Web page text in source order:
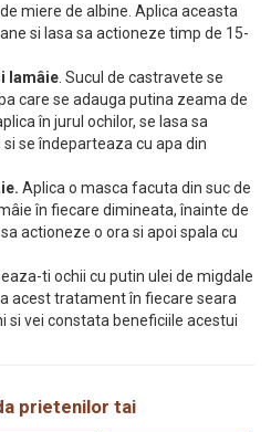
miere de albine. Aplica aceasta
si lasa sa actioneze timp de 15-
lamâie . Sucul de castravete se
care se adauga putina zeama de
în jurul ochilor, se lasa sa
se îndeparteaza cu apa din
Aplica o masca facuta din suc de
în fiecare dimineata, înainte de
actioneze o ora si apoi spala cu
ti ochii cu putin ulei de migdale
acest tratament în fiecare seara
si vei constata beneficiile acestui
prietenilor tai